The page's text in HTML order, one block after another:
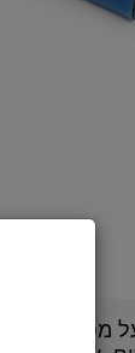
מסמכים.